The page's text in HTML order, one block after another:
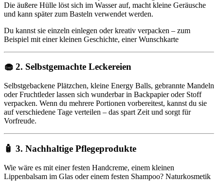
Die äußere Hülle löst sich im Wasser auf, macht kleine Geräusche
und kann später zum Basteln verwendet werden.
Du kannst sie einzeln einlegen oder kreativ verpacken – zum
Beispiel mit einer kleinen Geschichte, einer Wunschkarte
🧁 2. Selbstgemachte Leckereien
Selbstgebackene Plätzchen, kleine Energy Balls, gebrannte Mandeln
oder Fruchtleder lassen sich wunderbar in Backpapier oder Stoff
verpacken. Wenn du mehrere Portionen vorbereitest, kannst du sie
auf verschiedene Tage verteilen – das spart Zeit und sorgt für
Vorfreude.
🧴 3. Nachhaltige Pflegeprodukte
Wie wäre es mit einer festen Handcreme, einem kleinen
Lippenbalsam im Glas oder einem festen Shampoo? Naturkosmetik